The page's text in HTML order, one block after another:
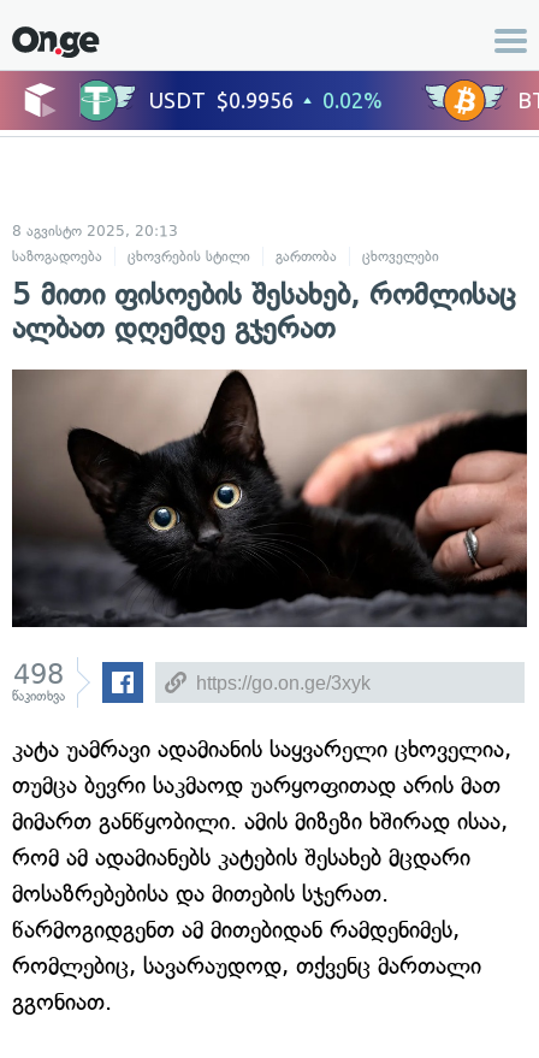
8 აგვისტო 2025, 20:13
საზოგადოება
ცხოვრების სტილი გართობა ცხოველები
5 მითი ფისოების შესახებ, რომლისაც
ალბათ დღემდე გჯერათ
498
წაკითხვა
კატა უამრავი ადამიანის საყვარელი ცხოველია,
თუმცა ბევრი საკმაოდ უარყოფითად არის მათ
მიმართ განწყობილი. ამის მიზეზი ხშირად ისაა,
რომ ამ ადამიანებს კატების შესახებ მცდარი
მოსაზრებებისა და მითების სჯერათ.
წარმოგიდგენთ ამ მითებიდან რამდენიმეს,
რომლებიც, სავარაუდოდ, თქვენც მართალი
გგონიათ.